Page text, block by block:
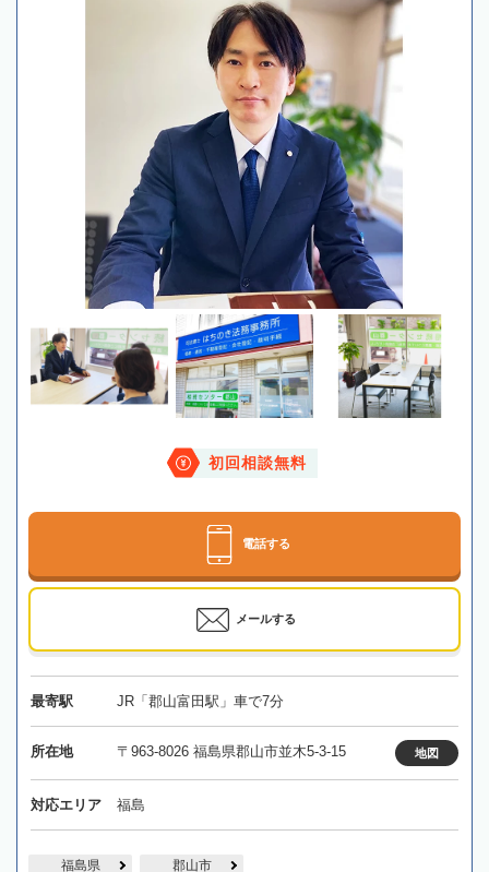
初回相談無料
電話する
メールする
最寄駅 JR「郡山富田駅」車で7分
所在地 〒963-8026 福島県郡山市並木5-3-15 地図
対応エリア 福島
福島県 郡山市